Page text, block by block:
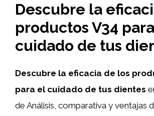
Descubre la
productos V34
cuidado de tus
Descubre la eficacia de los
para el cuidado de tus dientes
de Análisis, comparativa y ventajas